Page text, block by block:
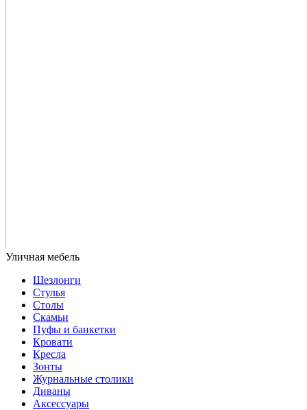
Шезлонги
Стулья
Столы
Скамьи
Пуфы и банкетки
Кровати
Кресла
Зонты
Журнальные столики
Диваны
Аксессуары